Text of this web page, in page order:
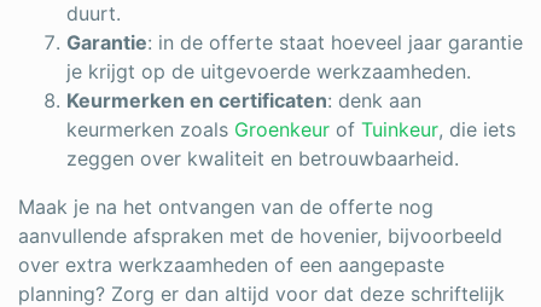
duurt.
Garantie: in de offerte staat hoeveel jaar garantie
je krijgt op de uitgevoerde werkzaamheden.
Keurmerken en certificaten: denk aan
keurmerken zoals Groenkeur of Tuinkeur, die iets
zeggen over kwaliteit en betrouwbaarheid.
Maak je na het ontvangen van de offerte nog
aanvullende afspraken met de hovenier, bijvoorbeeld
over extra werkzaamheden of een aangepaste
planning? Zorg er dan altijd voor dat deze schriftelijk